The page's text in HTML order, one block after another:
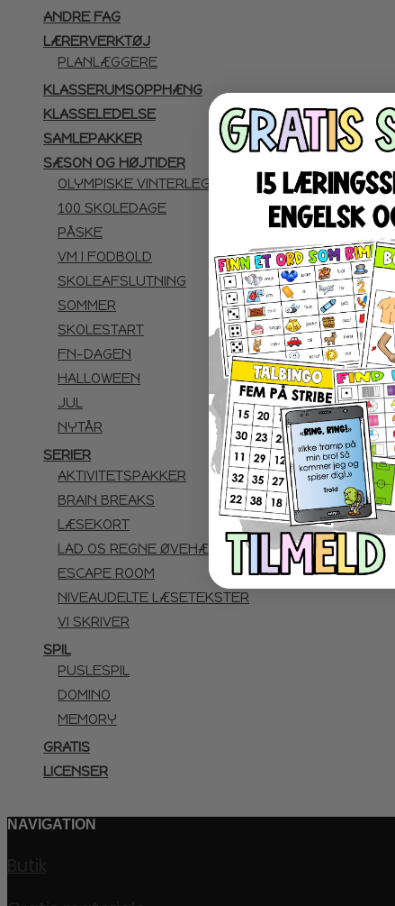
ANDRE FAG
LÆRERVERKTØJ
PLANLÆGGERE
KLASSERUMSOPPHÆNG
KLASSELEDELSE
SAMLEPAKKER
SÆSON OG HØJTIDER
OLYMPISKE VINTERLEGE
100 SKOLEDAGE
PÅSKE
VM I FODBOLD
SKOLEAFSLUTNING
SOMMER
SKOLESTART
FN-DAGEN
HALLOWEEN
JUL
NYTÅR
SERIER
AKTIVITETSPAKKER
BRAIN BREAKS
LÆSEKORT
LAD OS REGNE ØVEHÆFTER
ESCAPE ROOM
NIVEAUDELTE LÆSETEKSTER
VI SKRIVER
SPIL
PUSLESPIL
DOMINO
MEMORY
GRATIS
LICENSER
NAVIGATION